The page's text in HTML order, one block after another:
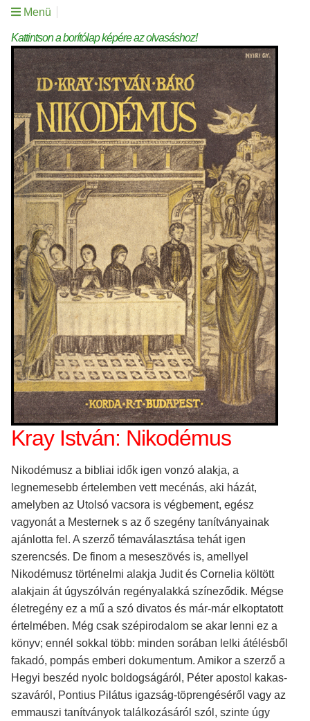
Menü
Kattintson a borítólap képére az olvasáshoz!
Kray István: Nikodémus
Nikodémusz a bibliai idők igen vonzó alakja, a
legnemesebb értelemben vett mecénás, aki házát,
amelyben az Utolsó vacsora is végbement, egész
vagyonát a Mesternek s az ő szegény tanítványainak
ajánlotta fel. A szerző témaválasztása tehát igen
szerencsés. De finom a meseszövés is, amellyel
Nikodémusz történelmi alakja Judit és Cornelia költött
alakjain át úgyszólván regényalakká színeződik. Mégse
életregény ez a mű a szó divatos és már-már elkoptatott
értelmében. Még csak szépirodalom se akar lenni ez a
könyv; ennél sokkal több: minden sorában lelki átélésből
fakadó, pompás emberi dokumentum. Amikor a szerző a
Hegyi beszéd nyolc boldogságáról, Péter apostol kakas-
szaváról, Pontius Pilátus igazság-töprengéséről vagy az
emmauszi tanítványok találkozásáról szól, szinte úgy